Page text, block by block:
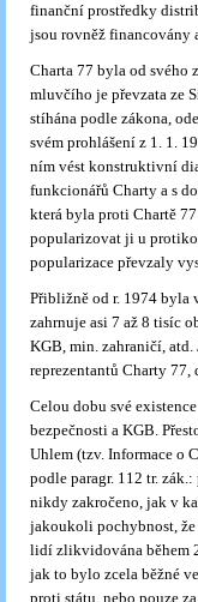
finanční prostředky
jsou rovněž financovány
Charta 77 byla od svého
mluvčího je převzata ze
stíhána podle zákona,
svém prohlášení z 1. 1.
ním vést konstruktivní
funkcionářů Charty a s
která byla proti Chartě
popularizovat ji u
popularizace převzaly
Přibližně od r. 1974 byla
zahrnuje asi 7 až 8 tisíc
KGB, min. zahraničí,
reprezentantů Charty 77,
Celou dobu své
bezpečnosti a KGB.
Uhlem (tzv. Informace o
podle paragr. 112 tr.
nikdy zakročeno, jak v
jakoukoli pochybnost,
lidí zlikvidována během
jak to bylo zcela běžné
proti státu, nebo pouze